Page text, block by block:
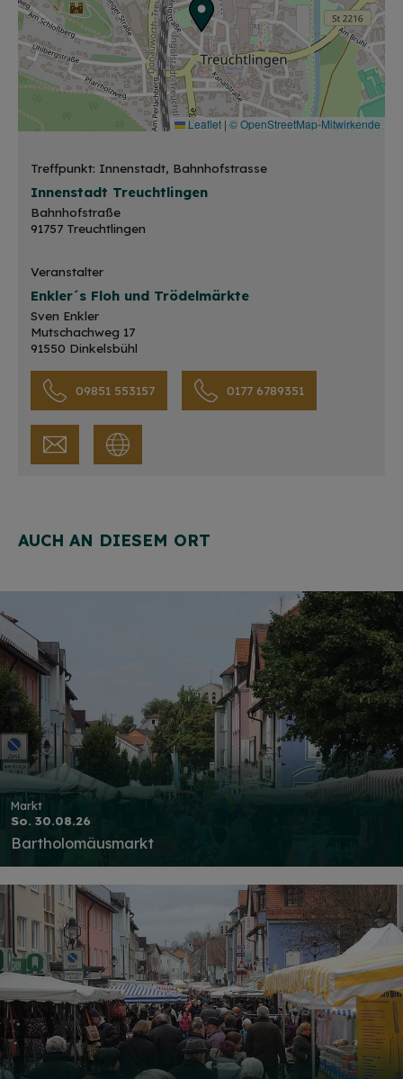
Leaflet | © OpenStreetMap-Mitwirkende
Treffpunkt: Innenstadt, Bahnhofstrasse
Innenstadt Treuchtlingen
Bahnhofstraße
91757 Treuchtlingen
Veranstalter
Enkler´s Floh und Trödelmärkte
Sven Enkler
Mutschachweg 17
91550 Dinkelsbühl
09851 553157 0177 6789351
AUCH AN DIESEM ORT
Markt
So. 30.08.26
Bartholomäusmarkt